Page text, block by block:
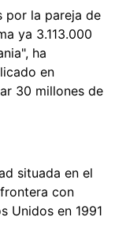
por la pareja de
ya 3.113.000
ha
en
30 millones de
situada en el
con
Unidos en 1991